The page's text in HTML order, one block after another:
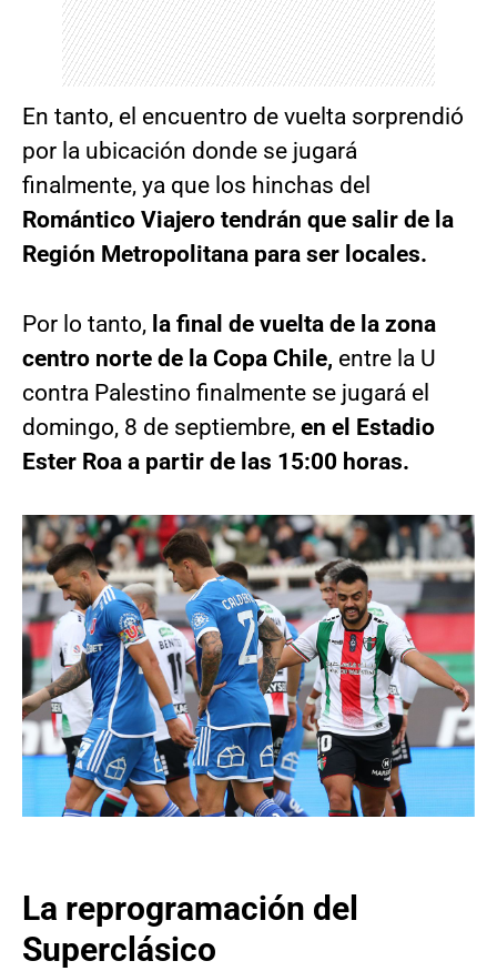
En tanto, el encuentro de vuelta sorprendió
por la ubicación donde se jugará
finalmente, ya que los hinchas del
Romántico Viajero tendrán que salir de la
Región Metropolitana para ser locales.
Por lo tanto, la final de vuelta de la zona
centro norte de la Copa Chile, entre la U
contra Palestino finalmente se jugará el
domingo, 8 de septiembre, en el Estadio
Ester Roa a partir de las 15:00 horas.
La reprogramación del
Superclásico